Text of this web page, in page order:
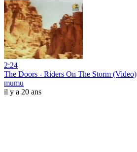
2:24
The Doors - Riders On The Storm (Video)
mumu
il y a 20 ans